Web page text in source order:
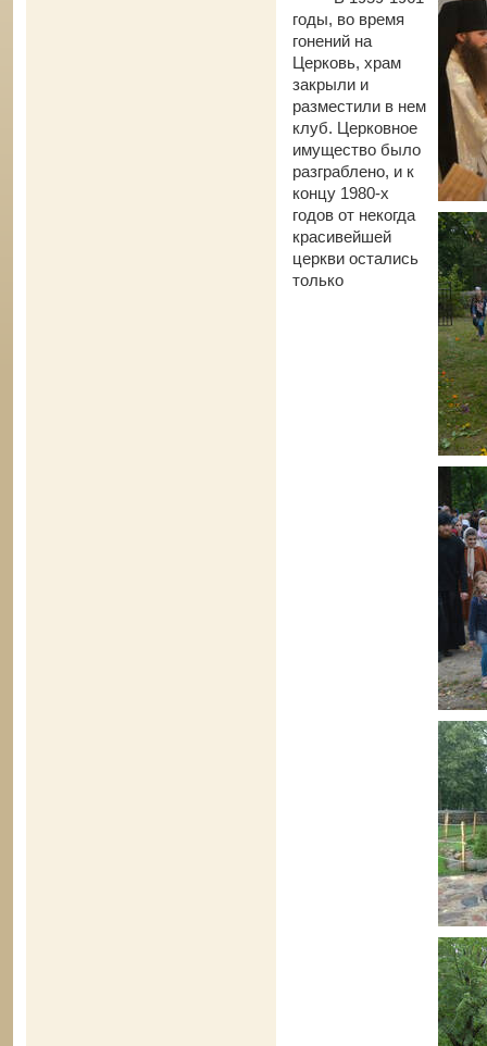
годы, во время
гонений на
Церковь, храм
закрыли и
разместили в нем
клуб. Церковное
имущество было
разграблено, и к
концу 1980-х
годов от некогда
красивейшей
церкви остались
только